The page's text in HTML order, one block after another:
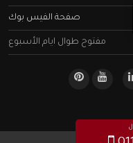
صفحة الفيس بوك
مفتوح طوال ايام الأسبوع